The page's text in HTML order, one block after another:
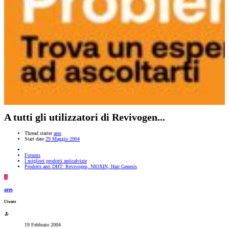
A tutti gli utilizzatori di Revivogen...
Thread starter ares
Start date 29 Maggio 2004
Forums
I migliori prodotti anticalvizie
Prodotti anti DHT: Revivogen, NIOXIN, Hair Genesis
A
ares
Utente
19 Febbraio 2004